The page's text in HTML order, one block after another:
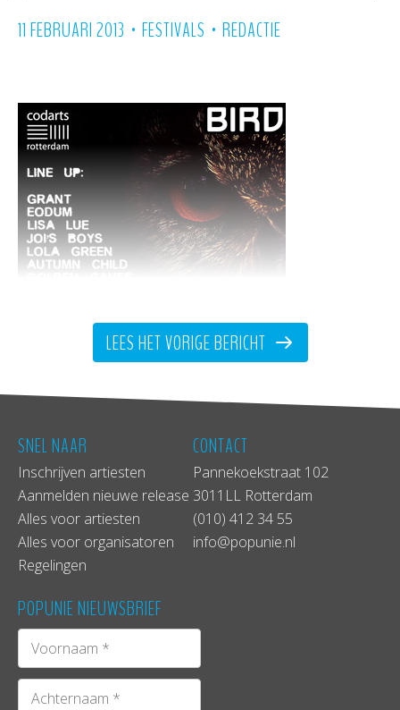
11 FEBRUARI 2013 • FESTIVALS • REDACTIE
Donderdag 7 maart vindt het
RotterdamsNightarts Festivalplaats!
Tijdens dit festival presenteert
veelbelovend talent van het Codarts
Conservatorium hun muziek.
Van intieme singer/songwriter liedjes tot Motown,
van elektronische indie tot atmosferische rock.
LEES HET VORIGE BERICHT
SNEL NAAR
Inschrijven artiesten
Aanmelden nieuwe release
Alles voor artiesten
Alles voor organisatoren
Regelingen
CONTACT
Pannekoekstraat 102
3011LL Rotterdam
(010) 412 34 55
info@popunie.nl
POPUNIE NIEUWSBRIEF